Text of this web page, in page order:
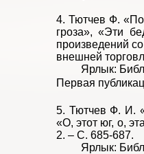
4. Тютчев Ф.
гроза», «Эти
произведений
внешней
Ярлык:
Первая
5. Тютчев Ф. И.
«О, этот юг, о,
2. – С. 685-687.
Ярлык: